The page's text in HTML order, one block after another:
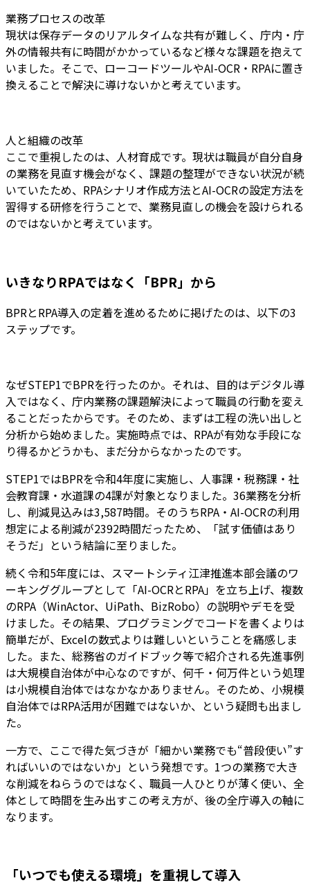
業務プロセスの改革
現状は保存データのリアルタイムな共有が難しく、庁内・庁
外の情報共有に時間がかかっているなど様々な課題を抱えて
いました。そこで、ローコードツールやAI-OCR・RPAに置き
換えることで解決に導けないかと考えています。
人と組織の改革
ここで重視したのは、人材育成です。現状は職員が自分自身
の業務を見直す機会がなく、課題の整理ができない状況が続
いていたため、RPAシナリオ作成方法とAI-OCRの設定方法を
習得する研修を行うことで、業務見直しの機会を設けられる
のではないかと考えています。
いきなりRPAではなく「BPR」から
BPRとRPA導入の定着を進めるために掲げたのは、以下の3
ステップです。
なぜSTEP1でBPRを行ったのか。それは、目的はデジタル導
入ではなく、庁内業務の課題解決によって職員の行動を変え
ることだったからです。そのため、まずは工程の洗い出しと
分析から始めました。実施時点では、RPAが有効な手段にな
り得るかどうかも、まだ分からなかったのです。
STEP1ではBPRを令和4年度に実施し、人事課・税務課・社
会教育課・水道課の4課が対象となりました。36業務を分析
し、削減見込みは3,587時間。そのうちRPA・AI-OCRの利用
想定による削減が2392時間だったため、「試す価値はあり
そうだ」という結論に至りました。
続く令和5年度には、スマートシティ江津推進本部会議のワ
ーキンググループとして「AI-OCRとRPA」を立ち上げ、複数
のRPA（WinActor、UiPath、BizRobo）の説明やデモを受
けました。その結果、プログラミングでコードを書くよりは
簡単だが、Excelの数式よりは難しいということを痛感しま
した。また、総務省のガイドブック等で紹介される先進事例
は大規模自治体が中心なのですが、何千・何万件という処理
は小規模自治体ではなかなかありません。そのため、小規模
自治体ではRPA活用が困難ではないか、という疑問も出まし
た。
一方で、ここで得た気づきが「細かい業務でも“普段使い”す
ればいいのではないか」という発想です。1つの業務で大き
な削減をねらうのではなく、職員一人ひとりが薄く使い、全
体として時間を生み出す――この考え方が、後の全庁導入の軸に
なります。
「いつでも使える環境」を重視して導入